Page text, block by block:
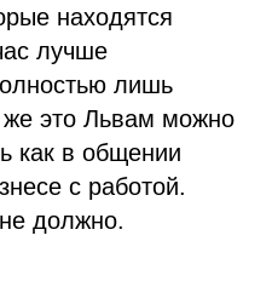
находятся
лучше
лишь
это Львам можно
как в общении
с работой.
должно.